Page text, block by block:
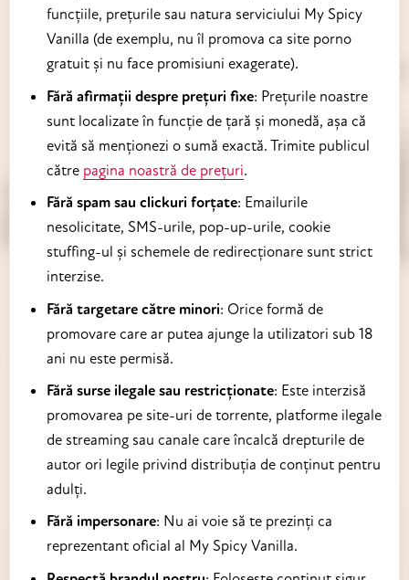
funcțiile, prețurile sau natura serviciului My Spicy
Vanilla (de exemplu, nu îl promova ca site porno
gratuit și nu face promisiuni exagerate).
Fără afirmații despre prețuri fixe: Prețurile noastre
sunt localizate în funcție de țară și monedă, așa că
evită să menționezi o sumă exactă. Trimite publicul
către pagina noastră de prețuri.
Fără spam sau clickuri forțate: Emailurile
nesolicitate, SMS-urile, pop-up-urile, cookie
stuffing-ul și schemele de redirecționare sunt strict
interzise.
Fără targetare către minori: Orice formă de
promovare care ar putea ajunge la utilizatori sub 18
ani nu este permisă.
Fără surse ilegale sau restricționate: Este interzisă
promovarea pe site-uri de torrente, platforme ilegale
de streaming sau canale care încalcă drepturile de
autor ori legile privind distribuția de conținut pentru
adulți.
Fără impersonare: Nu ai voie să te prezinți ca
reprezentant oficial al My Spicy Vanilla.